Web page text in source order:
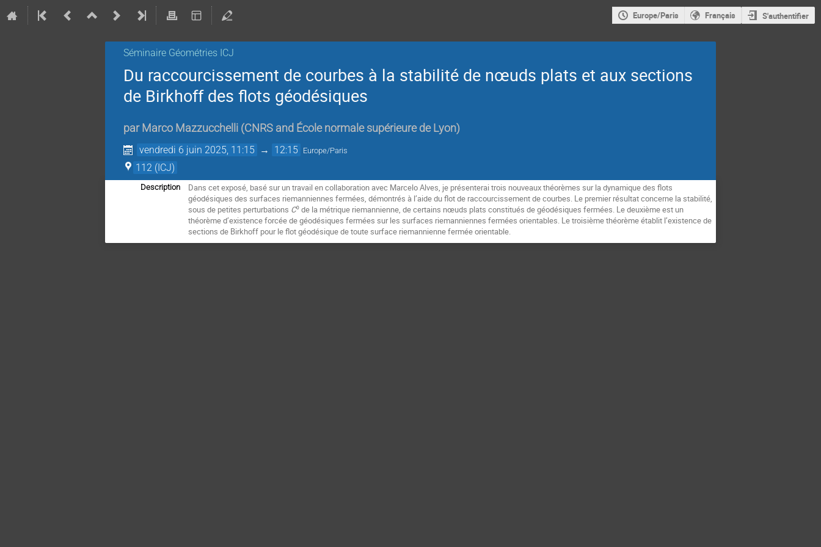
Europe/Paris Français S'authentifier
Séminaire Géométries ICJ
Du raccourcissement de courbes à la stabilité de nœuds plats et aux sections
de Birkhoff des flots géodésiques
par Marco Mazzucchelli (CNRS and École normale supérieure de Lyon)
vendredi 6 juin 2025, 11:15 → 12:15 Europe/Paris
112 (ICJ)
Description
Dans cet exposé, basé sur un travail en collaboration avec Marcelo Alves, je présenterai trois nouveaux théorèmes sur la dynamique des flots
géodésiques des surfaces riemanniennes fermées, démontrés à l’aide du flot de raccourcissement de courbes. Le premier résultat concerne la stabilité,
sous de petites perturbations C⁰ de la métrique riemannienne, de certains nœuds plats constitués de géodésiques fermées. Le deuxième est un
théorème d’existence forcée de géodésiques fermées sur les surfaces riemanniennes fermées orientables. Le troisième théorème établit l’existence de
sections de Birkhoff pour le flot géodésique de toute surface riemannienne fermée orientable.